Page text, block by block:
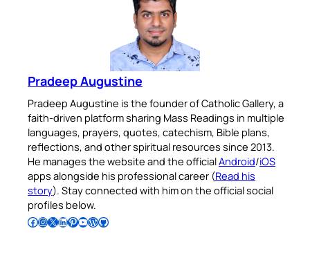
Pradeep Augustine
Pradeep Augustine is the founder of Catholic Gallery, a
faith-driven platform sharing Mass Readings in multiple
languages, prayers, quotes, catechism, Bible plans,
reflections, and other spiritual resources since 2013.
He manages the website and the officialAndroid/iOS
apps alongside his professional career (Read his
story). Stay connected with him on the official social
profiles below.
Follow Pradeep on Facebook Follow Pradeep on InstagramFollow Pradeep on X Follow Pradeep on LinkedIn Follow Pradeep on Pinterest Subscribe to Pradeep’s Youtube Channel Follow Pradeep on WordPress Follow Pradeep on GitHub